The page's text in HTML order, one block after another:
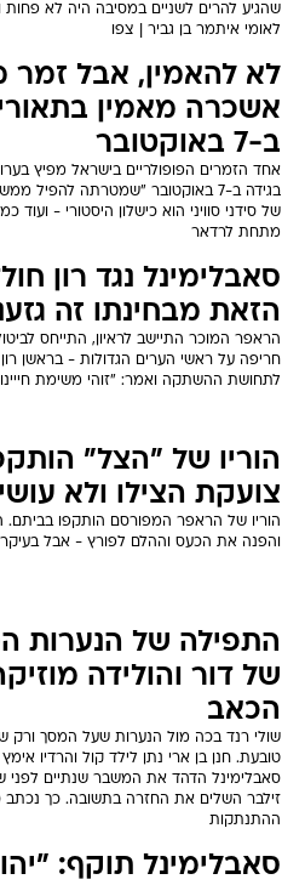
שהגיע להרים לשניים במסיבה היה לא פחות
לאומי איתמר בן גביר | צפו
לא להאמין, אבל זמר
אשכרה מאמין
ב-7 באוקטובר
בגידה ב-7 באוקטובר "שמטרתה
של סידני סוויני הוא כישלון היסטורי - ועוד
מתחת לרדאר
סאבלימינל נגד רון
הזאת מבחינתו זה
הראפר המוכר התיישב לראיון, התייחס
חריפה על ראשי הערים הגדולות - בראשן רון
לתחושת ההשתקה ואמר: "זוהי משימת
הוריו של "הצל"
צועקת הצילו ולא
הוריו של הראפר המפורסם הותקפו
והפנה את הכעס וההלם לפורץ - אבל בעיקר
התפילה של הנערות
של דור והולידה
הכאב
שולי רנד בכה מול הנערות שעל המסך ורק
טובעת. חנן בן ארי נתן לילד קול והרדיו
סאבלימינל הדהד את המשבר שנתיים לפני
זילבר השלים את החזרה בתשובה. כך נכתב
ההתנתקות
סאבלימינל תוקף: